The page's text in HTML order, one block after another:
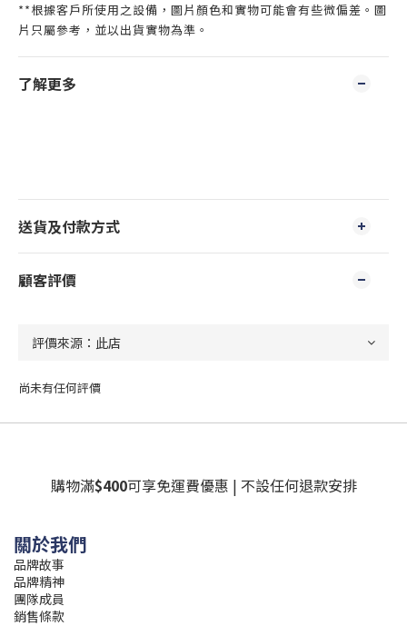
**根據客戶所使用之設備，圖片顏色和實物可能會有些微偏差。圖
片只屬參考，並以出貨實物為準。
了解更多
送貨及付款方式
顧客評價
尚未有任何評價
購物滿$400可享免運費優惠 | 不設任何退款安排
關於我們
品牌故事
品牌精神
團隊成員
銷售條款